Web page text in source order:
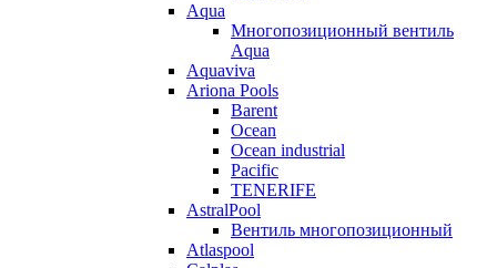
Aqua
Многопозиционный вентиль
Aqua
Aquaviva
Ariona Pools
Barent
Ocean
Ocean industrial
Pacific
TENERIFE
AstralPool
Вентиль многопозиционный
Atlaspool